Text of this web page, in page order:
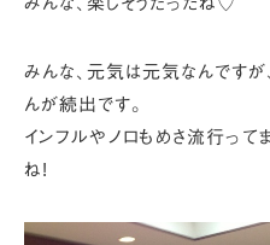
みんな、元気は元気なんですが、
んが続出です。
インフルやノロもめさ流行って
ね!